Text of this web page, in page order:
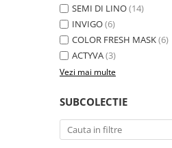
SEMI DI LINO(14)
INVIGO(6)
COLOR FRESH MASK(6)
ACTYVA(3)
Vezi mai multe
SUBCOLECTIE